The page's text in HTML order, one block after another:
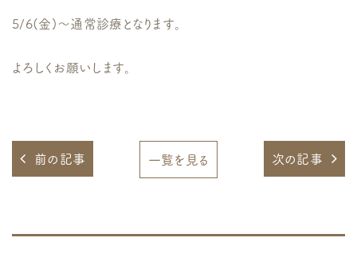
5/6(金)〜通常診療となります。
よろしくお願いします。
前の記事 一覧を見る 次の記事